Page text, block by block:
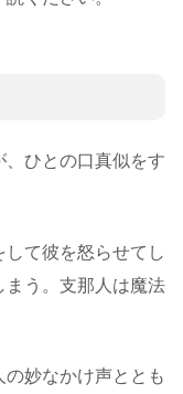
ひとの口真似をす
て彼を怒らせてし
まう。支那人は魔法
妙なかけ声ととも